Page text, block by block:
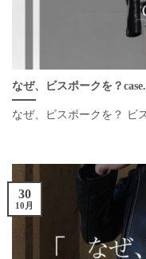
なぜ、ビスポークを？
なぜ、ビスポークを？ ビ
30
10月